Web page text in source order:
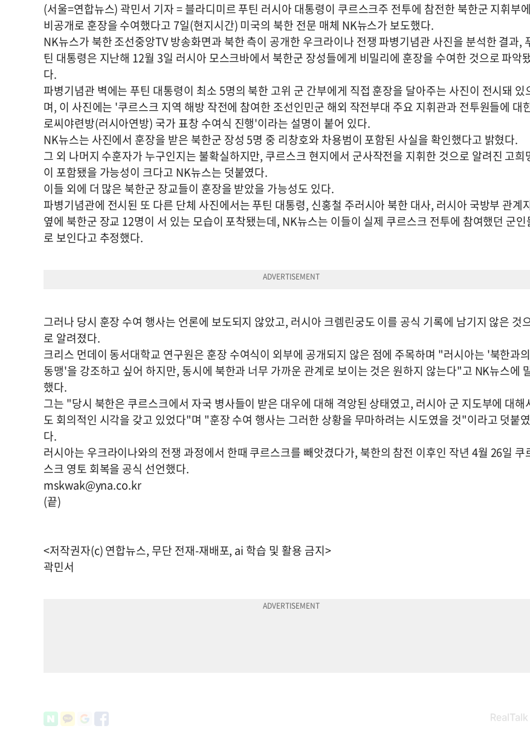
(서울=연합뉴스) 곽민서 기자 = 블라디미르 푸틴 러시아 대통령이 쿠르스크주 전투에 참전한 북한군 지휘부에
비공개로 훈장을 수여했다고 7일(현지시간) 미국의 북한 전문 매체 NK뉴스가 보도했다.
NK뉴스가 북한 조선중앙TV 방송화면과 북한 측이 공개한 우크라이나 전쟁 파병기념관 사진을 분석한 결과,
틴 대통령은 지난해 12월 3일 러시아 모스크바에서 북한군 장성들에게 비밀리에 훈장을 수여한 것으로 파악
다.
파병기념관 벽에는 푸틴 대통령이 최소 5명의 북한 고위 군 간부에게 직접 훈장을 달아주는 사진이 전시돼 있
며, 이 사진에는 '쿠르스크 지역 해방 작전에 참여한 조선인민군 해외 작전부대 주요 지휘관과 전투원들에 대
로씨야련방(러시아연방) 국가 표창 수여식 진행'이라는 설명이 붙어 있다.
NK뉴스는 사진에서 훈장을 받은 북한군 장성 5명 중 리창호와 차용범이 포함된 사실을 확인했다고 밝혔다.
그 외 나머지 수훈자가 누구인지는 불확실하지만, 쿠르스크 현지에서 군사작전을 지휘한 것으로 알려진 고희
이 포함됐을 가능성이 크다고 NK뉴스는 덧붙였다.
이들 외에 더 많은 북한군 장교들이 훈장을 받았을 가능성도 있다.
파병기념관에 전시된 또 다른 단체 사진에서는 푸틴 대통령, 신홍철 주러시아 북한 대사, 러시아 국방부 관계
옆에 북한군 장교 12명이 서 있는 모습이 포착됐는데, NK뉴스는 이들이 실제 쿠르스크 전투에 참여했던 군인
로 보인다고 추정했다.
그러나 당시 훈장 수여 행사는 언론에 보도되지 않았고, 러시아 크렘린궁도 이를 공식 기록에 남기지 않은 것
로 알려졌다.
크리스 먼데이 동서대학교 연구원은 훈장 수여식이 외부에 공개되지 않은 점에 주목하며 "러시아는 '북한과의
동맹'을 강조하고 싶어 하지만, 동시에 북한과 너무 가까운 관계로 보이는 것은 원하지 않는다"고 NK뉴스에
했다.
그는 "당시 북한은 쿠르스크에서 자국 병사들이 받은 대우에 대해 격앙된 상태였고, 러시아 군 지도부에 대해
도 회의적인 시각을 갖고 있었다"며 "훈장 수여 행사는 그러한 상황을 무마하려는 시도였을 것"이라고 덧붙였
다.
러시아는 우크라이나와의 전쟁 과정에서 한때 쿠르스크를 빼앗겼다가, 북한의 참전 이후인 작년 4월 26일 쿠
스크 영토 회복을 공식 선언했다.
mskwak@yna.co.kr
(끝)
<저작권자(c) 연합뉴스, 무단 전재-재배포, ai 학습 및 활용 금지>
곽민서